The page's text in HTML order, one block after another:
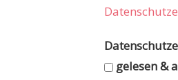
gelesen &